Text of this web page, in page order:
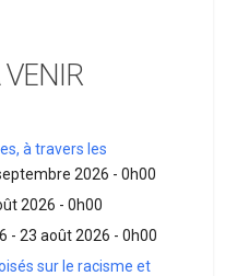
à travers les
2026 - 0h00
2026 - 0h00
- 23 août 2026 - 0h00
sur le racisme et